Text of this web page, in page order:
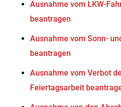
Ausnahme vom LKW-
beantragen
Ausnahme vom Sonn-
beantragen
Ausnahme vom Verbot
Feiertagsarbeit